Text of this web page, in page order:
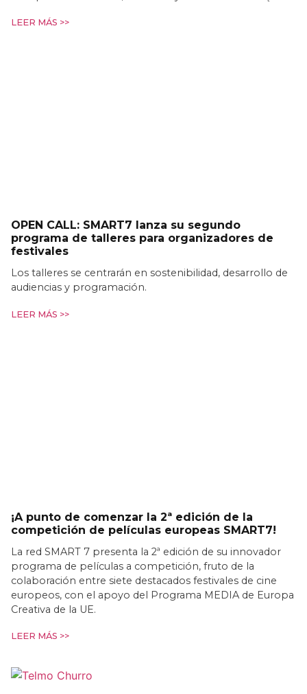
LEER MÁS >>
OPEN CALL: SMART7 lanza su segundo
programa de talleres para organizadores de
festivales
Los talleres se centrarán en sostenibilidad, desarrollo de
audiencias y programación.
LEER MÁS >>
¡A punto de comenzar la 2ª edición de la
competición de películas europeas SMART7!
La red SMART 7 presenta la 2ª edición de su innovador
programa de películas a competición, fruto de la
colaboración entre siete destacados festivales de cine
europeos, con el apoyo del Programa MEDIA de Europa
Creativa de la UE.
LEER MÁS >>